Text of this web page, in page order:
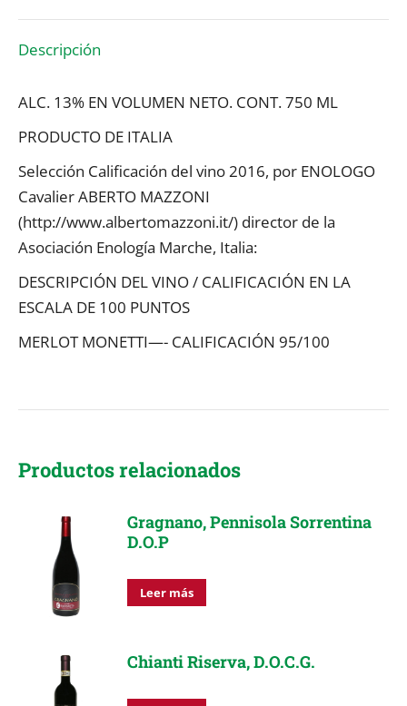
Facebook
X
PinterestLinkedInWhatsApp
Descripción
ALC. 13% EN VOLUMEN NETO. CONT. 750 ML
PRODUCTO DE ITALIA
Selección Calificación del vino 2016, por ENOLOGO
Cavalier ABERTO MAZZONI
(http://www.albertomazzoni.it/) director de la
Asociación Enología Marche, Italia:
DESCRIPCIÓN DEL VINO / CALIFICACIÓN EN LA
ESCALA DE 100 PUNTOS
MERLOT MONETTI—- CALIFICACIÓN 95/100
Productos relacionados
Gragnano, Pennisola Sorrentina
D.O.P
Leer más
Chianti Riserva, D.O.C.G.